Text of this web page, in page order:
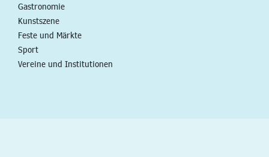
Gastronomie
Kunstszene
Feste und Märkte
Sport
Vereine und Institutionen